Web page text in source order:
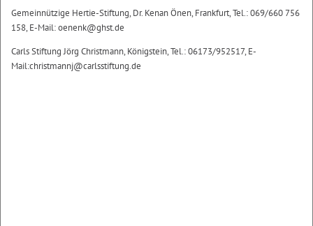
Gemeinnützige Hertie-Stiftung, Dr. Kenan Önen, Frankfurt, Tel.: 069/660 756
158, E-Mail: oenenk@ghst.de
Carls Stiftung Jörg Christmann, Königstein, Tel.: 06173/952517, E-
Mail:christmannj@carlsstiftung.de